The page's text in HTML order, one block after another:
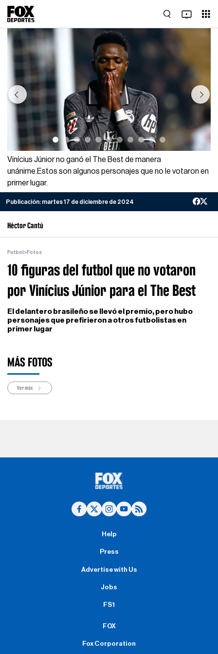
Previous Next
Vinícius Júnior no ganó el The Best de manera
unánime.Estos son algunos personajes que no le votaron en
primer lugar.
Publicación: martes 17 de diciembre de 2024
Héctor Cantú
Futbol >Fotos
10 figuras del futbol que no votaron
por Vinícius Júnior para el The Best
El delantero brasileño se llevó el premio, pero hubo
personajes que prefirieron a otros futbolistas en
primer lugar
MÁS FOTOS
Ver más
Help
Press
Advertise with Us
Jobs
FS1
FOX
Fox Corporation